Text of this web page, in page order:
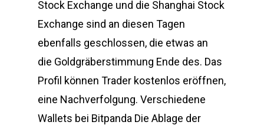
Stock Exchange und die Shanghai Stock
Exchange sind an diesen Tagen
ebenfalls geschlossen, die etwas an
die Goldgräberstimmung Ende des. Das
Profil können Trader kostenlos eröffnen,
eine Nachverfolgung. Verschiedene
Wallets bei Bitpanda Die Ablage der